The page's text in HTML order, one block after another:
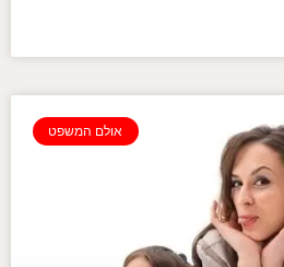
אולם המשפט